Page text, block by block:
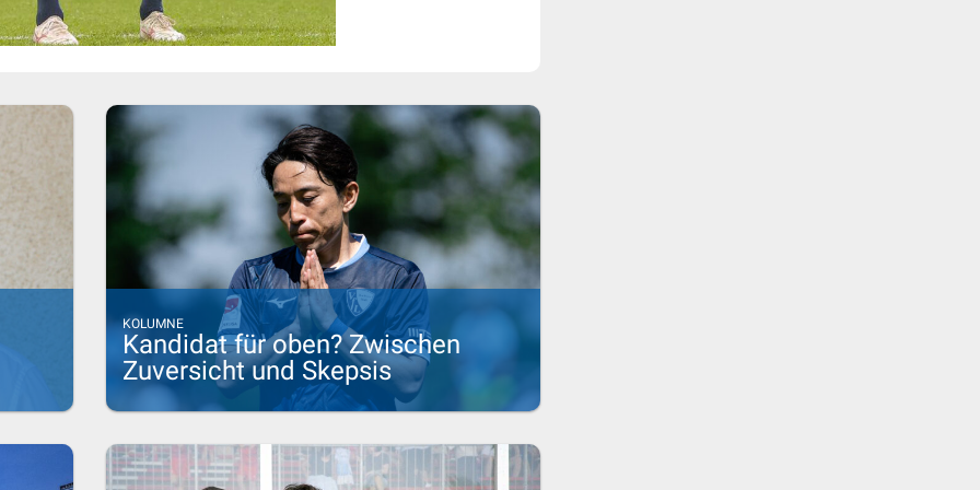
KOLUMNE
Kandidat für oben? Zwischen
Zuversicht und Skepsis